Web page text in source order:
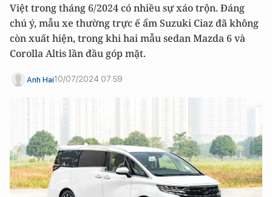
Việt trong tháng 6/2024 có nhiều sự xáo trộn. Đáng
chú ý, mẫu xe thường trực ế ẩm Suzuki Ciaz đã không
còn xuất hiện, trong khi hai mẫu sedan Mazda 6 và
Corolla Altis lần đầu góp mặt.
Anh Hai10/07/2024 07:59